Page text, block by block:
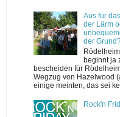
Aus für
der Lärm
der
beginnt ja
bescheiden für
Wegzug von Hazelwood
einige meinten, das sei
Rock'n